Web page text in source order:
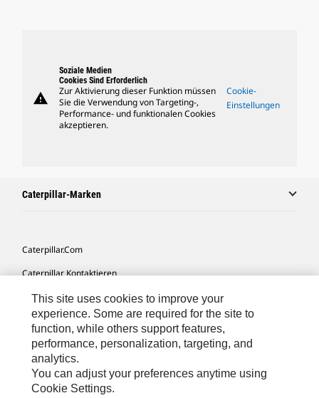
warning
Soziale Medien
Cookies Sind Erforderlich
Zur Aktivierung dieser Funktion müssen
Sie die Verwendung von Targeting-,
Performance- und funktionalen Cookies
akzeptieren.
Cookie-
Einstellungen
Caterpillar-Marken
Caterpillar.com
Caterpillar Kontaktieren
Meine Marketing-Präferenzen
Seitenübersicht
Cookie Settings
Rechtliche Hinweise
Datenschutz
This site uses cookies to improve your
experience. Some are required for the site to
function, while others support features,
performance, personalization, targeting, and
analytics.
You can adjust your preferences anytime using
Cookie Settings.